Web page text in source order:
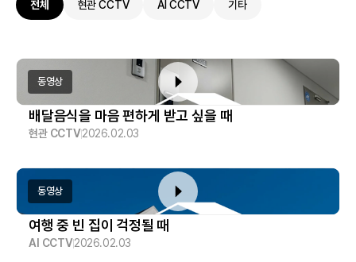
전체 현관 CCTV AI CCTV 기타
동영상
배달음식을 마음 편하게 받고 싶을 때
현관 CCTV2026.02.03
동영상
여행 중 빈 집이 걱정될 때
AI CCTV2026.02.03